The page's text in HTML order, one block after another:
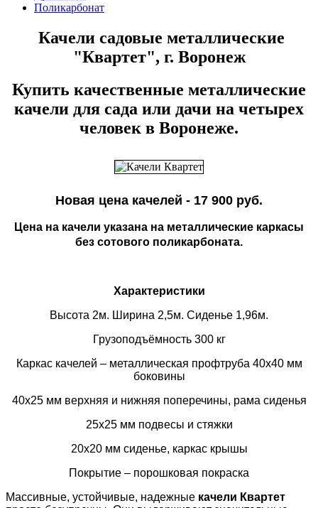
Поликарбонат
Качели садовые металлические
"Квартет", г. Воронеж
Купить качественные металлические
качели для сада или дачи на четырех
человек в Воронеже.
Новая цена качелей - 17 900 руб.
Цена на качели указана на металлические каркасы
без сотового поликарбоната.
Характеристики
Высота 2м. Ширина 2,5м. Сиденье 1,96м.
Грузоподъёмность 300 кг
Каркас качелей – металлическая профтруба 40х40 мм
боковины
40х25 мм верхняя и нижняя поперечины, рама сиденья
25х25 мм подвесы и стяжки
20х20 мм сиденье, каркас крышы
Покрытие – порошковая покраска
Массивные, устойчивые, надежные качели Квартет